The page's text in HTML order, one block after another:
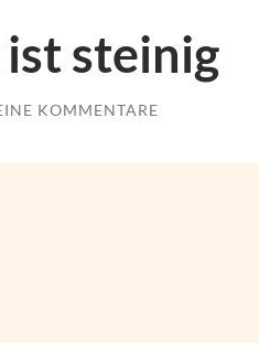
steinig
KOMMENTARE